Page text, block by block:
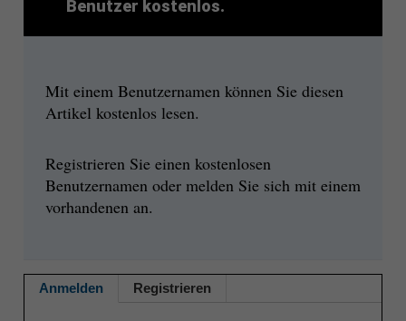
Benutzer kostenlos.
Mit einem Benutzernamen können Sie diesen
Artikel kostenlos lesen.
Registrieren Sie einen kostenlosen
Benutzernamen oder melden Sie sich mit einem
vorhandenen an.
Anmelden Registrieren